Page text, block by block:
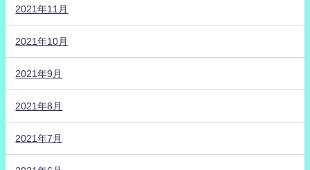
2021年11月
2021年10月
2021年9月
2021年8月
2021年7月